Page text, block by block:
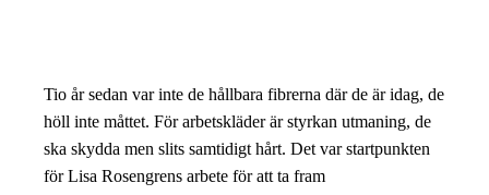
Tio år sedan var inte de hållbara fibrerna där de är idag, de
höll inte måttet. För arbetskläder är styrkan utmaning, de
ska skydda men slits samtidigt hårt. Det var startpunkten
för Lisa Rosengrens arbete för att ta fram